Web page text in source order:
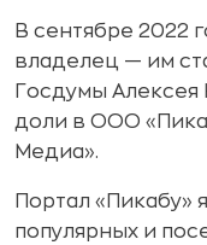
В сентябре 2022
владелец — им
Госдумы Алексея
доли в ООО
Медиа».
Портал «Пикабу»
популярных и